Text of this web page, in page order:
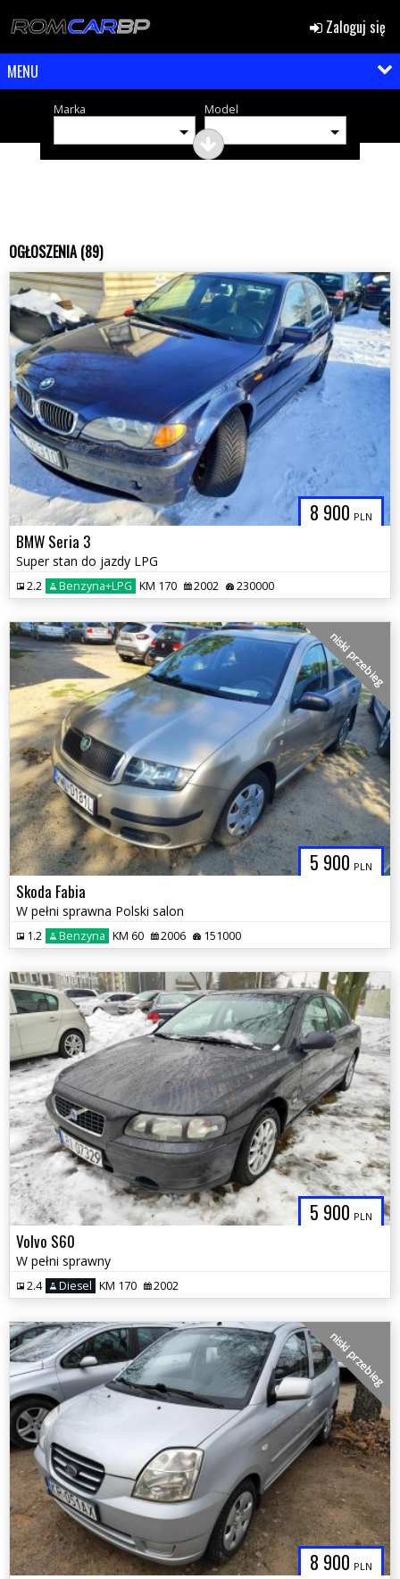
Zaloguj się
MENU
Marka Model
OGŁOSZENIA (89)
8 900 PLN
BMW Seria 3
Super stan do jazdy LPG
2.2 Benzyna+LPG KM 170 2002 230000
5 900 PLN
niski przebieg
Skoda Fabia
W pełni sprawna Polski salon
1.2 Benzyna KM 60 2006 151000
5 900 PLN
Volvo S60
W pełni sprawny
2.4 Diesel KM 170 2002
8 900 PLN
niski przebieg